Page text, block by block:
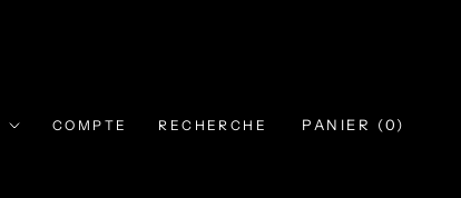
COMPTE RECHERCHE PANIER (0)